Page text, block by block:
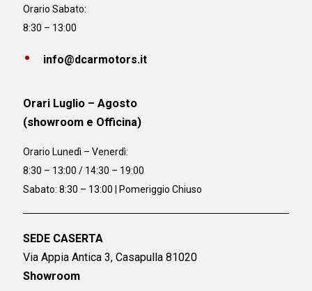
Orario Sabato:
8:30 – 13:00
info@dcarmotors.it
Orari Luglio – Agosto
(showroom e Officina)
Orario Lunedì – Venerdì:
8:30 – 13:00 / 14:30 – 19:00
Sabato: 8:30 – 13:00 | Pomeriggio Chiuso
SEDE CASERTA
Via Appia Antica 3, Casapulla 81020
Showroom